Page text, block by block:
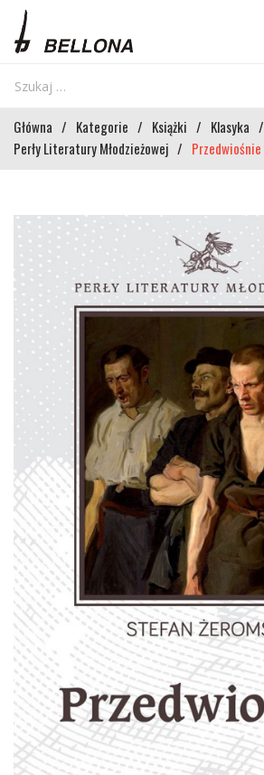
Główna / Kategorie / Książki / Klasyka /
Perły Literatury Młodzieżowej / Przedwiośnie